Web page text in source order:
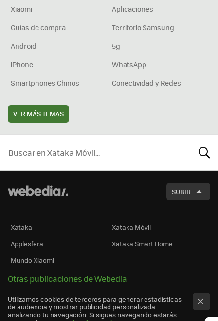
Xiaomi
Aplicaciones
Guías de compra
Territorio Samsung
Android
5g
iPhone
WhatsApp
Smartphones Chinos
Conectividad y Redes
VER MÁS TEMAS
SUBIR
Xataka
Xataka Móvil
Applesfera
Xataka Smart Home
Mundo Xiaomi
Otras publicaciones de Webedia
Utilizamos cookies de terceros para generar estadísticas
de audiencia y mostrar publicidad personalizada
analizando tu navegación. Si sigues navegando estarás